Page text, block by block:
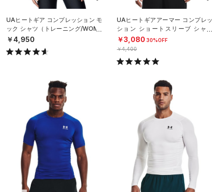
UAヒートギア コンプレッション モ
ック シャツ（トレーニング/WOME
N）
￥4,950
UAヒートギアアーマー コンプレッ
ション ショートスリーブ シャツ
（トレーニング/MEN）
￥3,080 30%OFF
￥4,400